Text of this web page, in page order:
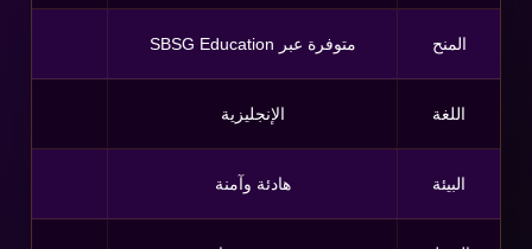
المنح متوفرة عبر SBSG Education
اللغة الإنجليزية
البيئة هادئة وآمنة